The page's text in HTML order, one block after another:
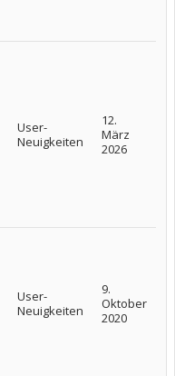
User-
Neuigkeiten
12.
März
2026
User-
Neuigkeiten
9.
Oktober
2020